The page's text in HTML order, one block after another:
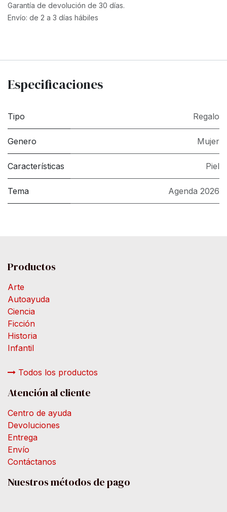
Garantía de devolución de 30 días.
Envío: de 2 a 3 días hábiles
Especificaciones
Tipo Regalo
Genero Mujer
Características Piel
Tema Agenda 2026
Productos
Arte
Autoayuda
Ciencia
Ficción
Historia
Infantil
Todos los productos
Atención al cliente
Centro de ayuda
Devoluciones
Entrega
Envío
Contáctanos
Nuestros métodos de pago